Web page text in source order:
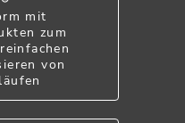
mit
zum
von